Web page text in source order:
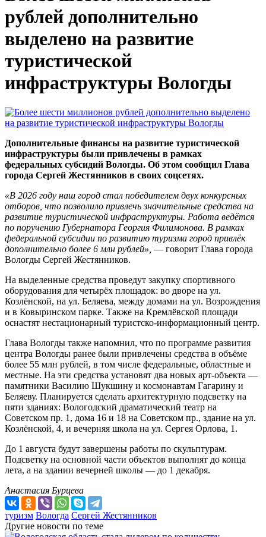
рублей дополнительно
выделено на развитие
туристической
инфраструктуры Вологды
Дополнительные финансы на развитие туристической
инфраструктуры были привлечены в рамках
федеральных субсидий Вологды. Об этом сообщил Глава
города Сергей Жестянников в своих соцсетях.
«В 2026 году наш город стал победителем двух конкурсных
отборов, что позволило привлечь значительные средства на
развитие туристической инфраструктуры. Работа ведётся
по поручению Губернатора Георгия Филимонова. В рамках
федеральной субсидии по развитию туризма город привлёк
дополнительно более 6 млн рублей», — говорит Глава города
Вологды Сергей Жестянников.
На выделенные средства проведут закупку спортивного
оборудования для четырёх площадок: во дворе на ул.
Козлёнской, на ул. Беляева, между домами на ул. Возрождения
и в Ковыринском парке. Также на Кремлёвской площади
оснастят нестационарный туристско-информационный центр.
Глава Вологды также напомнил, что по программе развития
центра Вологды ранее были привлечены средства в объёме
более 55 млн рублей, в том числе федеральные, областные и
местные. На эти средства установят два новых арт-объекта —
памятники Василию Шукшину и космонавтам Гагарину и
Беляеву. Планируется сделать архитектурную подсветку на
пяти зданиях: Вологодский драматический театр на
Советском пр. 1, дома 16 и 18 на Советском пр., здание на ул.
Козлёнской, 4, и вечерняя школа на ул. Сергея Орлова, 1.
До 1 августа будут завершены работы по скульптурам.
Подсветку на основной части объектов выполнят до конца
лета, а на здании вечерней школы — до 1 декабря.
Анастасия Бурцева
туризм Вологда Сергей Жестянников
Другие новости по теме